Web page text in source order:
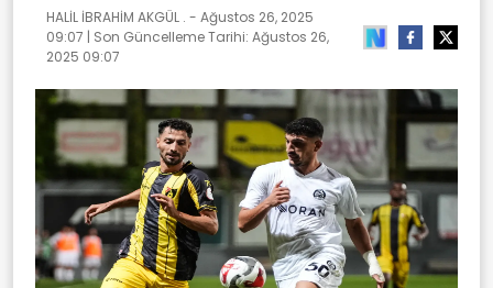
HALİL İBRAHİM AKGÜL . - Ağustos 26, 2025
09:07 | Son Güncelleme Tarihi: Ağustos 26,
2025 09:07